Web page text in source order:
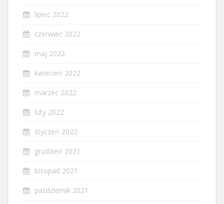
lipiec 2022
czerwiec 2022
maj 2022
kwiecień 2022
marzec 2022
luty 2022
styczeń 2022
grudzień 2021
listopad 2021
październik 2021